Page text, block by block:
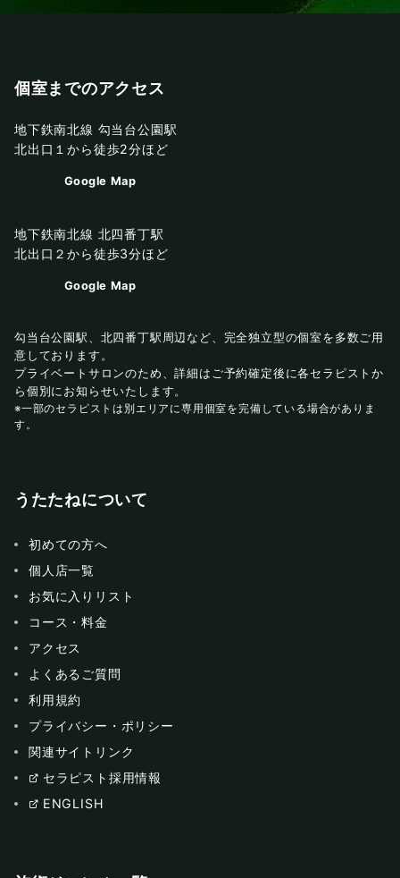
個室までのアクセス
地下鉄南北線 勾当台公園駅
北出口１から徒歩2分ほど
Google Map
地下鉄南北線 北四番丁駅
北出口２から徒歩3分ほど
Google Map
勾当台公園駅、北四番丁駅周辺など、完全独立型の個室を多数ご用
意しております。
プライベートサロンのため、詳細はご予約確定後に各セラピストか
ら個別にお知らせいたします。
※一部のセラピストは別エリアに専用個室を完備している場合がありま
す。
うたたねについて
初めての方へ
個人店一覧
お気に入りリスト
コース・料金
アクセス
よくあるご質問
利用規約
プライバシー・ポリシー
関連サイトリンク
セラピスト採用情報
ENGLISH